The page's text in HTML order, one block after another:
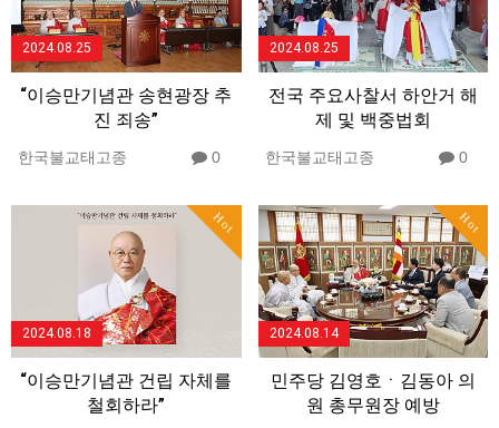
2024.08.25
“이승만기념관 송현광장 추
진 죄송”
한국불교태고종 0
2024.08.25
전국 주요사찰서 하안거 해
제 및 백중법회
한국불교태고종 0
Hot
2024.08.18
“이승만기념관 건립 자체를
철회하라”
Hot
2024.08.14
민주당 김영호ㆍ김동아 의
원 총무원장 예방